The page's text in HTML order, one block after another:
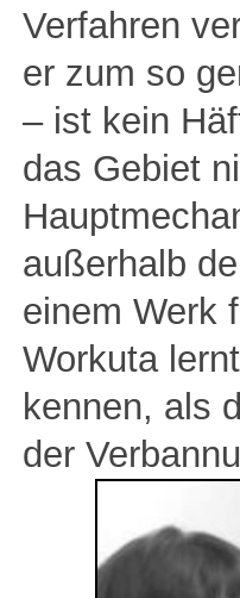
Verfahren
er zum so
– ist kein
das Gebiet
außerhalb
einem Werk
Workuta
kennen, als
der